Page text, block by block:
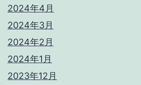
2024年4月
2024年3月
2024年2月
2024年1月
2023年12月